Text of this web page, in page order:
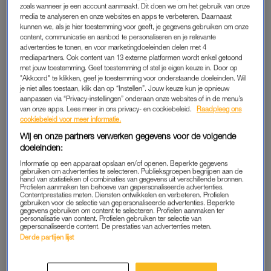
De zin lag op het puntje van mijn tong. Meerdere keren, maar
ik slikte ‘m steeds weer in. Dat kwam omdat het hier wél een
hotel was. Vijf sterren. Overnachten, ontbijt, lunch en diner.
Alles erop en eraan. De eerste gasten waren nog
zelfvoorzienend: mijn ouders.Ze verbleven twee nachtjes , op
de etage van onze dochter. Natuurlijk hadden ze hun eigen
beddengoed mee. Ma wilde geen overlast bezorgen.
'Een tussenjaar? Dat is
nog: het is keihard werken'
LEES OOK
Mijn vrouw had extra boodschappen besteld en Isa bracht
tasjes vol lekkers. Bolletjes, croissants, beleg, eieren,
smeersels en nog veel meer. Ma keek ernaar, maar bestelde
zoals wanneer je een account aanmaakt. Dit doen we om het gebruik van onze
media te analyseren en onze websites en apps te verbeteren. Daarnaast
kunnen we, als je hier toestemming voor geeft, je gegevens gebruiken om onze
content, communicatie en aanbod te personaliseren en je relevante
advertenties te tonen, en voor marketingdoeleinden delen met 4
mediapartners. Ook content van 13 externe platformen wordt enkel getoond
met jouw toestemming. Geef toestemming of stel je eigen keuze in. Door op
"Akkoord" te klikken, geef je toestemming voor onderstaande doeleinden. Wil
je niet alles toestaan, klik dan op “Instellen”. Jouw keuze kun je opnieuw
aanpassen via “Privacy-instellingen” onderaan onze websites of in de menu’s
van onze apps. Lees meer in ons privacy- en cookiebeleid.
Raadpleeg ons
cookiebeleid voor meer informatie.
Wij en onze partners verwerken gegevens voor de volgende
doeleinden:
Informatie op een apparaat opslaan en/of openen. Beperkte gegevens
gebruiken om advertenties te selecteren. Publieksgroepen begrijpen aan de
hand van statistieken of combinaties van gegevens uit verschillende bronnen.
Profielen aanmaken ten behoeve van gepersonaliseerde advertenties.
Contentprestaties meten. Diensten ontwikkelen en verbeteren. Profielen
gebruiken voor de selectie van gepersonaliseerde advertenties. Beperkte
gegevens gebruiken om content te selecteren. Profielen aanmaken ter
personalisatie van content. Profielen gebruiken ter selectie van
gepersonaliseerde content. De prestaties van advertenties meten.
Derde partijen lijst